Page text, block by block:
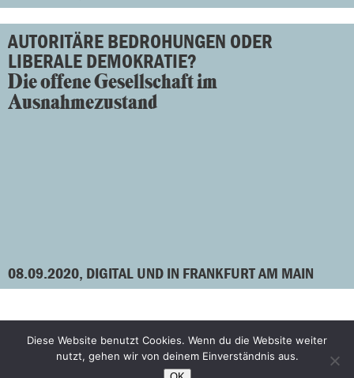
AUTORITÄRE BEDROHUNGEN ODER
LIBERALE DEMOKRATIE?
Die offene Gesellschaft im
Ausnahmezustand
08.09.2020, DIGITAL UND IN FRANKFURT AM MAIN
Facebook
Bluesky
Instagram
Diese Website benutzt Cookies. Wenn du die Website weiter
nutzt, gehen wir von deinem Einverständnis aus.